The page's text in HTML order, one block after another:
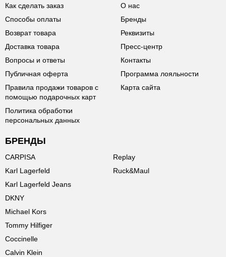
Как сделать заказ
Способы оплаты
Возврат товара
Доставка товара
Вопросы и ответы
Публичная оферта
Правила продажи товаров с
помощью подарочных карт
Политика обработки
персональных данных
О нас
Бренды
Реквизиты
Пресс-центр
Контакты
Программа лояльности
Карта сайта
БРЕНДЫ
CARPISA
Karl Lagerfeld
Karl Lagerfeld Jeans
DKNY
Michael Kors
Tommy Hilfiger
Coccinelle
Calvin Klein
Replay
Ruck&Maul